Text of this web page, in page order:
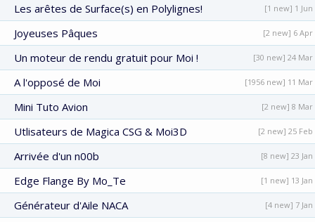
Les arêtes de Surface(s) en Polylignes! [1 new] 1 Jun
Joyeuses Pâques [2 new] 6 Apr
Un moteur de rendu gratuit pour Moi ! [30 new] 24 Mar
A l'opposé de Moi [1956 new] 11 Mar
Mini Tuto Avion [2 new] 8 Mar
Utlisateurs de Magica CSG & Moi3D [2 new] 25 Feb
Arrivée d'un n00b [8 new] 23 Jan
Edge Flange By Mo_Te [1 new] 13 Jan
Générateur d'Aile NACA [4 new] 7 Jan